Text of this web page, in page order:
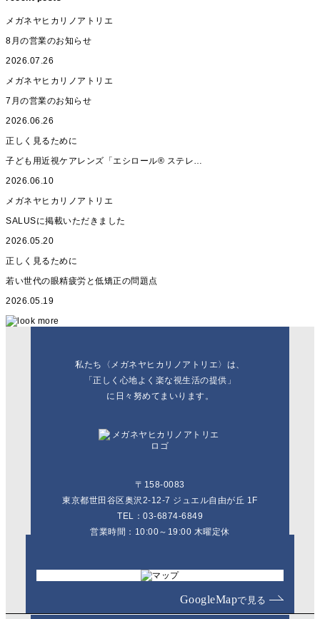
メガネヤヒカリノアトリエ
8月の営業のお知らせ
2026.07.26
メガネヤヒカリノアトリエ
7月の営業のお知らせ
2026.06.26
正しく見るために
子ども用近視ケアレンズ「エシロール® ステレ…
2026.06.10
メガネヤヒカリノアトリエ
SALUSに掲載いただきました
2026.05.20
正しく見るために
若い世代の眼精疲労と低矯正の問題点
2026.05.19
私たち〈メガネヤヒカリノアトリエ〉は、
「正しく心地よく楽な視生活の提供」
に日々努めてまいります。
〒158-0083
東京都世田谷区奥沢2-12-7 ジュエル自由が丘 1F
TEL：03-6874-6849
営業時間：10:00～19:00 木曜定休
GoogleMapで見る